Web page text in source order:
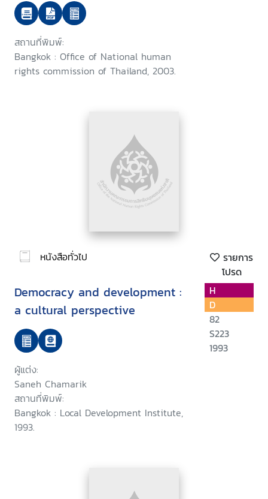
สถานที่พิมพ์:
Bangkok : Office of National human
rights commission of Thailand, 2003.
หนังสือทั่วไป
รายการ
โปรด
Democracy and development :
a cultural perspective
ผู้แต่ง:
Saneh Chamarik
สถานที่พิมพ์:
Bangkok : Local Development Institute,
1993.
H
D
82
S223
1993